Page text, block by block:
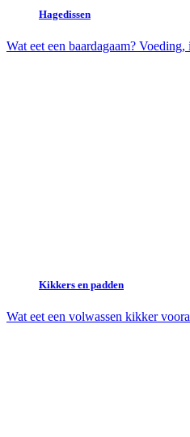
Hagedissen
Wat eet een baardagaam?
Kikkers en padden
Wat eet een volwassen kikker